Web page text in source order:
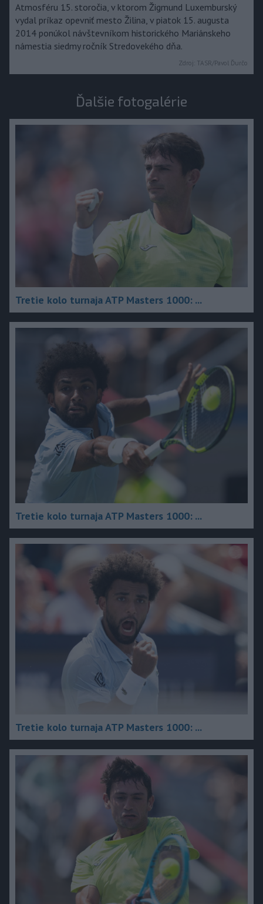
Atmosféru 15. storočia, v ktorom Žigmund Luxemburský
vydal príkaz opevniť mesto Žilina, v piatok 15. augusta
2014 ponúkol návštevníkom historického Mariánskeho
námestia siedmy ročník Stredovekého dňa.
Zdroj: TASR/Pavol Ďurčo
Ďalšie fotogalérie
Tretie kolo turnaja ATP Masters 1000: ...
Tretie kolo turnaja ATP Masters 1000: ...
Tretie kolo turnaja ATP Masters 1000: ...